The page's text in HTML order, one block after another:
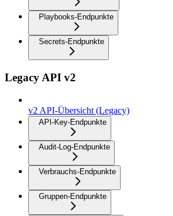
Playbooks-Endpunkte
Secrets-Endpunkte
Legacy API v2
v2 API-Übersicht (Legacy)
API-Key-Endpunkte
Audit-Log-Endpunkte
Verbrauchs-Endpunkte
Gruppen-Endpunkte